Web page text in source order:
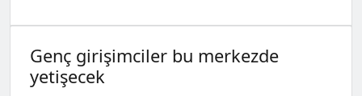
Genç girişimciler bu merkezde
yetişecek